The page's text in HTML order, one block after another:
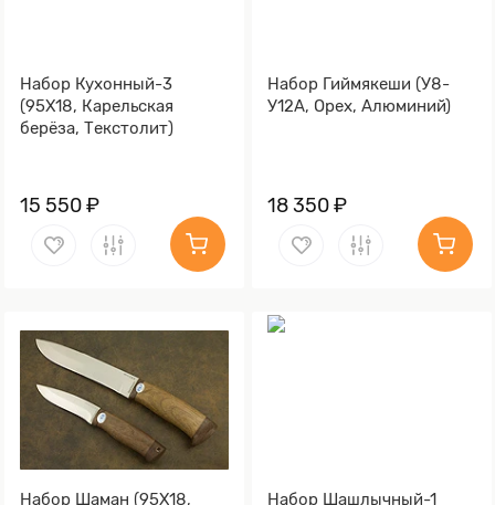
Набор Кухонный-3
(95Х18, Карельская
берёза, Текстолит)
15 550 ₽
Набор Гиймякеши (У8-
У12А, Орех, Алюминий)
18 350 ₽
Набор Шаман (95Х18, Набор Шашлычный-1